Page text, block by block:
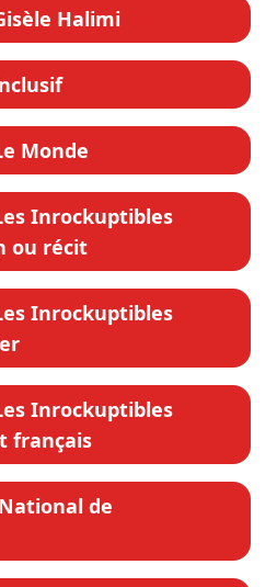
Halimi
Monde
Inrockuptibles
ou récit
Inrockuptibles
Inrockuptibles
français
de